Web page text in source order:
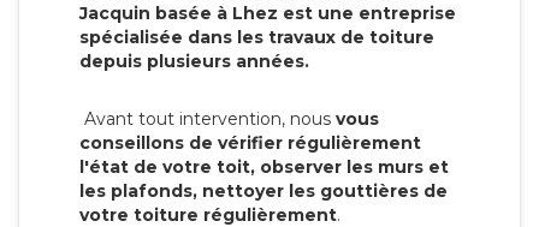
Jacquin basée à Lhez est une entreprise
spécialisée dans les travaux de toiture
depuis plusieurs années.
Avant tout intervention, nous vous
conseillons de vérifier régulièrement
l'état de votre toit, observer les murs et
les plafonds, nettoyer les gouttières de
votre toiture régulièrement.